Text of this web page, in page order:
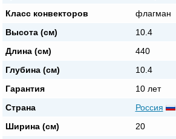
Класс конвекторов
флагман
Высота (см)
10.4
Длина (см)
440
Глубина (см)
10.4
Гарантия
10 лет
Страна
Россия
Ширина (см)
20